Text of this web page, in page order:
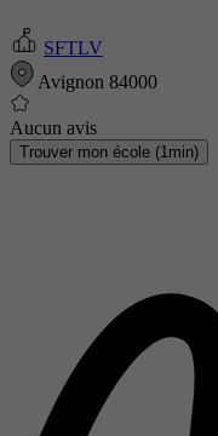
SFTLV
Avignon 84000
Aucun avis
Trouver mon école (1min)